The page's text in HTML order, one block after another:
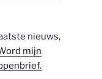
nieuws,
mijn